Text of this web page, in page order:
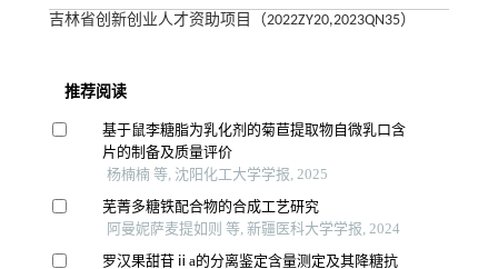
吉林省创新创业人才资助项目（2022ZY20,2023QN35）